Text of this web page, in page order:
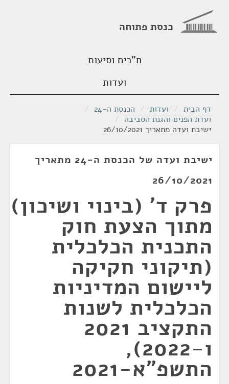
כנסת פתוחה
ח"כים וסיעות
ועדות
דף הבית / ועדות / הכנסת ה-24
/
ועדת הפנים והגנת הסביבה /
ישיבת ועדה מתאריך 26/10/2021
ישיבת ועדה של הכנסת ה-24 מתאריך
26/10/2021
פרק ד' (בינוי ושיכון)
מתוך הצעת חוק
התכנית הכלכלית
(תיקוני חקיקה
ליישום המדיניות
הכלכלית לשנות
התקציב 2021
ו-2022),
התשפ"א-2021